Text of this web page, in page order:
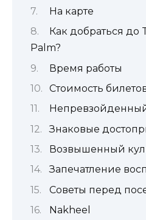
На карте
Как добраться до
Palm?
Время работы
Стоимость
Знаковые
Возвышенный
Запечатление
Советы перед
Nakheel